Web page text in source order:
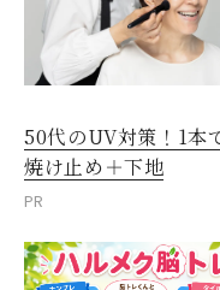
50代のUV対策！1本
焼け止め＋下地
PR